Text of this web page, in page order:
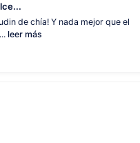
de chía! Y nada mejor que el
leer más